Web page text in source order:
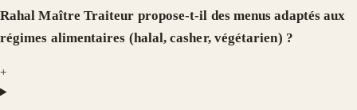
Rahal Maître Traiteur propose-t-il des menus adaptés aux
régimes alimentaires (halal, casher, végétarien) ?
+